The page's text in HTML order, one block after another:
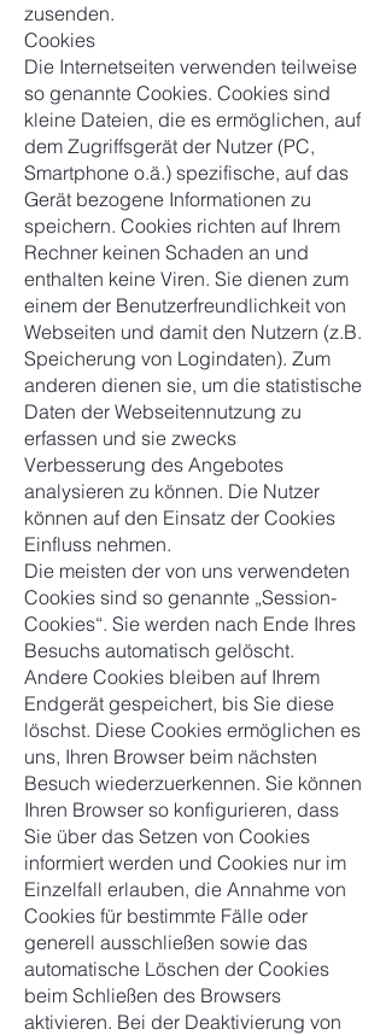
zusenden.
Cookies
Die Internetseiten verwenden teilweise
so genannte Cookies. Cookies sind
kleine Dateien, die es ermöglichen, auf
dem Zugriffsgerät der Nutzer (PC,
Smartphone o.ä.) spezifische, auf das
Gerät bezogene Informationen zu
speichern. Cookies richten auf Ihrem
Rechner keinen Schaden an und
enthalten keine Viren. Sie dienen zum
einem der Benutzerfreundlichkeit von
Webseiten und damit den Nutzern (z.B.
Speicherung von Logindaten). Zum
anderen dienen sie, um die statistische
Daten der Webseitennutzung zu
erfassen und sie zwecks
Verbesserung des Angebotes
analysieren zu können. Die Nutzer
können auf den Einsatz der Cookies
Einfluss nehmen.
Die meisten der von uns verwendeten
Cookies sind so genannte „Session-
Cookies“. Sie werden nach Ende Ihres
Besuchs automatisch gelöscht.
Andere Cookies bleiben auf Ihrem
Endgerät gespeichert, bis Sie diese
löschst. Diese Cookies ermöglichen es
uns, Ihren Browser beim nächsten
Besuch wiederzuerkennen. Sie können
Ihren Browser so konfigurieren, dass
Sie über das Setzen von Cookies
informiert werden und Cookies nur im
Einzelfall erlauben, die Annahme von
Cookies für bestimmte Fälle oder
generell ausschließen sowie das
automatische Löschen der Cookies
beim Schließen des Browsers
aktivieren. Bei der Deaktivierung von